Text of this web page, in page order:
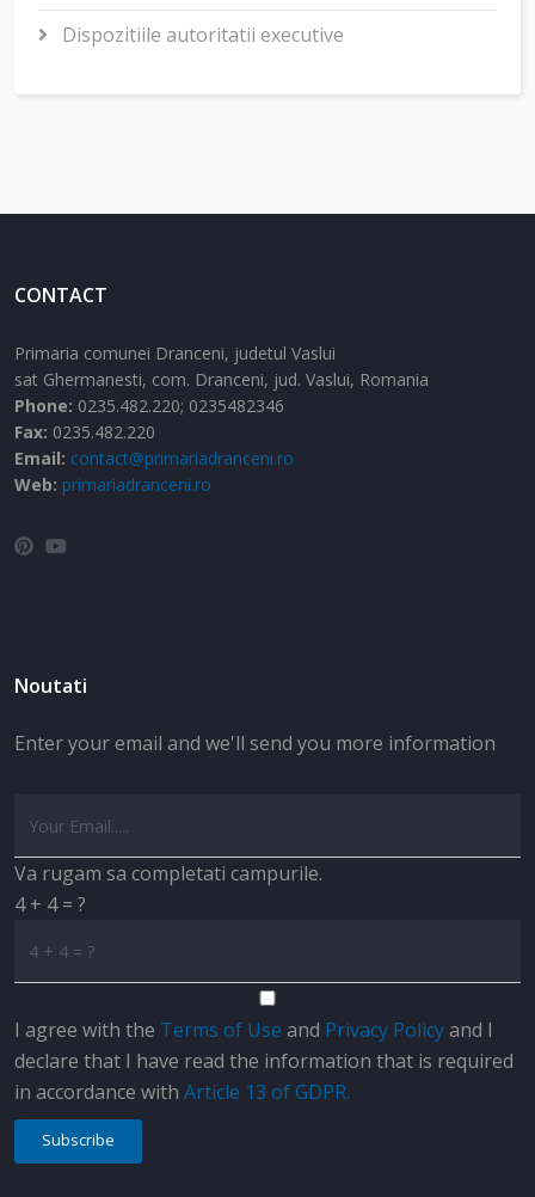
Dispozitiile autoritatii executive
CONTACT
Primaria comunei Dranceni, judetul Vaslui
sat Ghermanesti, com. Dranceni, jud. Vaslui, Romania
Phone: 0235.482.220; 0235482346
Fax: 0235.482.220
Email: contact@primariadranceni.ro
Web: primariadranceni.ro
Noutati
Enter your email and we'll send you more information
Va rugam sa completati campurile.
4 + 4 = ?
I agree with the Terms of Use and Privacy Policyand I
declare that I have read the information that is required
in accordance with Article 13 of GDPR.
Subscribe